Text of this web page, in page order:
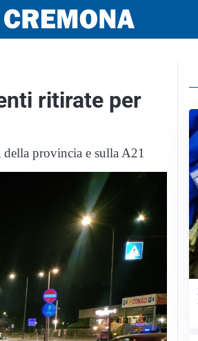
ritirate per
provincia e sulla A21